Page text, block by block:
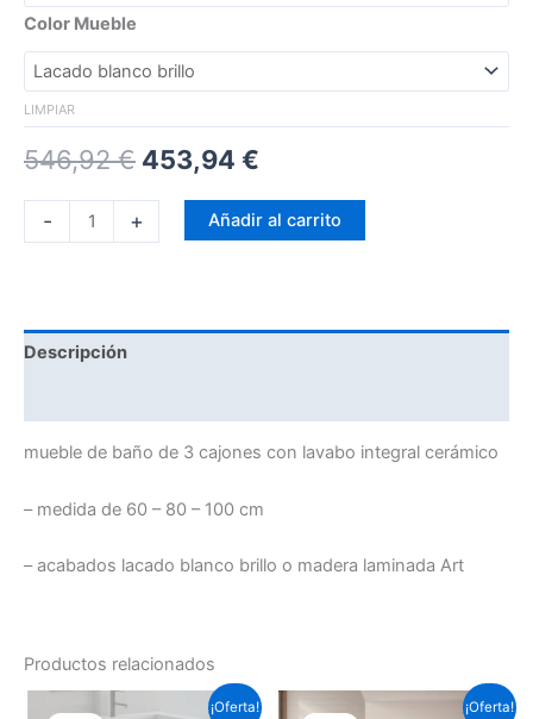
Color Mueble
LIMPIAR
546,92€ 453,94 €
- + Añadir al carrito
Descripción
mueble de baño de 3 cajones con lavabo integral cerámico
– medida de 60 – 80 – 100 cm
– acabados lacado blanco brillo o madera laminada Art
Productos relacionados
¡Oferta!
Este
¡Oferta!
Este